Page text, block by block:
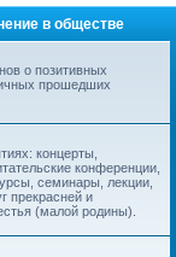
в обществе
о позитивных
прошедших
концерты,
конференции,
семинары, лекции,
прекрасней и
(малой родины).